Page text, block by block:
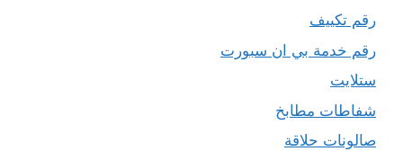
رقم تكييف
رقم خدمة بي ان سبورت
ستلايت
شفاطات مطابخ
صالونات حلاقة